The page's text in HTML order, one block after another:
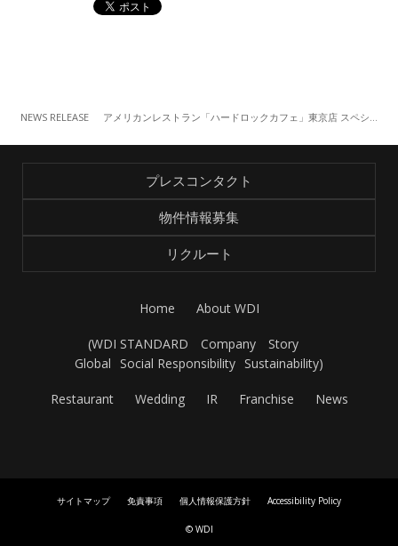
NEWS RELEASE
プレスコンタクト
物件情報募集
リクルート
Home About WDI
(WDI STANDARD Company
Story
Global Social Responsibility Sustainability)
Restaurant Wedding IR Franchise News
サイトマップ 免責事項 個人情報保護方針 Accessibility Policy
© WDI